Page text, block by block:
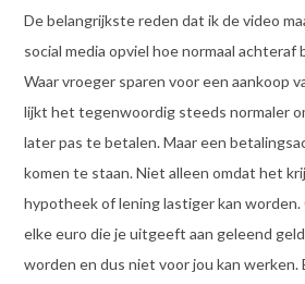
De belangrijkste reden dat ik de video
social media opviel hoe normaal
Waar vroeger sparen voor een aankoop
lijkt het tegenwoordig steeds normaler
later pas te betalen. Maar een
komen te staan. Niet alleen omdat het
hypotheek of lening lastiger kan
elke euro die je uitgeeft aan geleend
worden en dus niet voor jou kan werken.